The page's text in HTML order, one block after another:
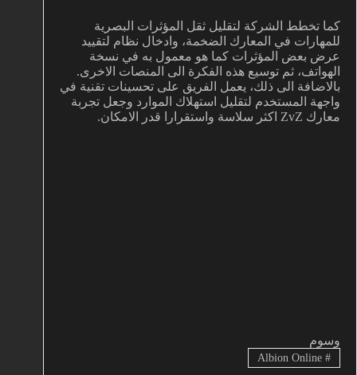
كما تخطط الشركة لتقليل ثقل المؤثرات البصرية
للمهارات في المعارك الضخمة، وادخال نظام لتقييد
عرض بعض المؤثرات كما هو معمول به في نسخة
الهواتف، ثم توسيع هذه الفكرة الى المنصات الاخرى.
بالاضافة الى ذلك، يعمل الفريق على تحسينات تقنية في
واجهة المستخدم لتقليل استهلاك الموارد وجعل تجربة
معارك ZvZ اكثر سلاسة واستقرارا قدر الامكان.
وسوم
#
Albion Online